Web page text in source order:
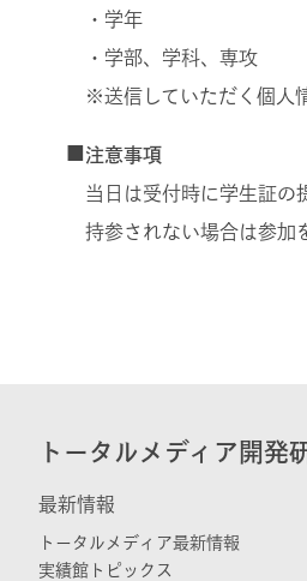
・学年
・学部、学科、専攻
※送信していただく個人
■注意事項
当日は受付時に学生証の
持参されない場合は参加
トータルメディア開発
最新情報
トータルメディア最新情報
実績館トピックス